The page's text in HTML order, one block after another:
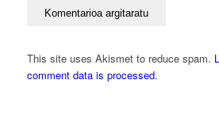
This site uses Akismet to reduce spam.
comment data is processed.